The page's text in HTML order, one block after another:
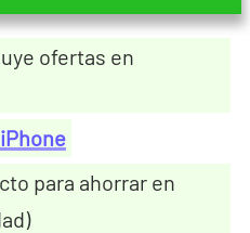
ofertas en
para ahorrar en